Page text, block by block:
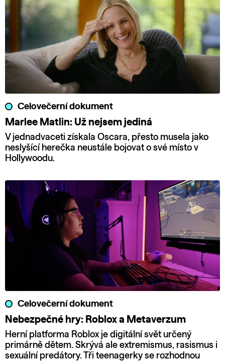
Celovečerní dokument
Marlee Matlin: Už nejsem jediná
V jednadvaceti získala Oscara, přesto musela jako
neslyšící herečka neustále bojovat o své místo v
Hollywoodu.
Celovečerní dokument
Nebezpečné hry: Roblox a Metaverzum
Herní platforma Roblox je digitální svět určený
primárně dětem. Skrývá ale extremismus, rasismus i
sexuální predátory. Tři teenagerky se rozhodnou